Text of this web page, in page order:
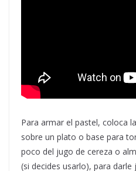
Para armar el pastel, coloca
sobre un plato o base para
poco del jugo de cereza o
(si decides usarlo), para